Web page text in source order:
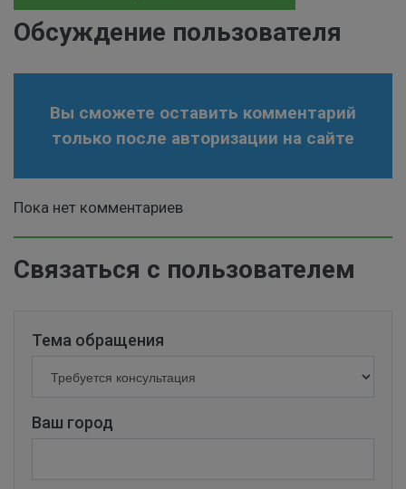
Обсуждение пользователя
Вы сможете оставить комментарий
только после авторизации на сайте
Пока нет комментариев
Связаться с пользователем
Тема обращения
Ваш город